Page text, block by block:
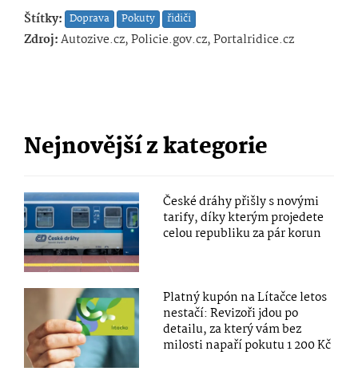
Štítky: Doprava Pokuty řidiči
Zdroj:Autozive.cz, Policie.gov.cz, Portalridice.cz
Nejnovější z kategorie
České dráhy přišly s novými
tarify, díky kterým projedete
celou republiku za pár korun
Platný kupón na Lítačce letos
nestačí: Revizoři jdou po
detailu, za který vám bez
milosti napaří pokutu 1 200 Kč